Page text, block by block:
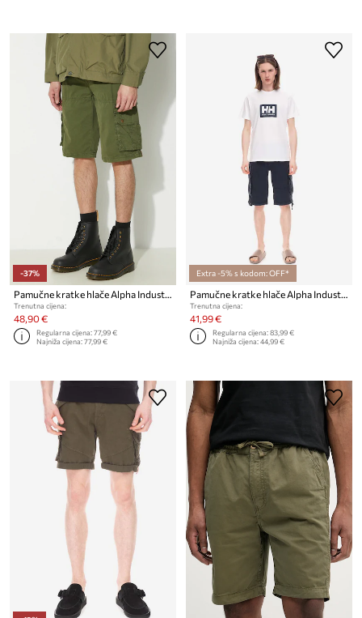
-37%
Trenutna cijena:
48,90 €
Regularna cijena:77,99 €
Najniža cijena:77,99 €
Extra -5% s kodom: OFF*
Trenutna cijena:
41,99 €
Regularna cijena:83,99 €
Najniža cijena:44,99 €